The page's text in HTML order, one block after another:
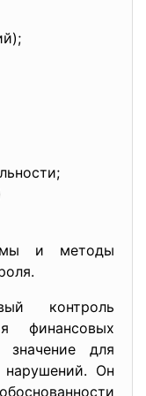
и методы
контроль
финансовых
для
нарушений. Он